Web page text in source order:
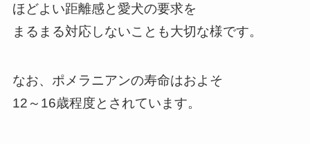
ほどよい距離感と愛犬の要求を
まるまる対応しないことも大切な様です。
なお、ポメラニアンの寿命はおよそ
12～16歳程度とされています。